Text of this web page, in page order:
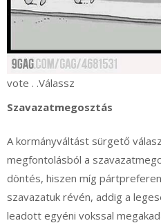
vote . .Válassz
Szavazatmegosztás
A kormányváltást sürgető
megfontolásból a
döntés, hiszen míg
szavazatuk révén, addig a
leadott egyéni vokssal